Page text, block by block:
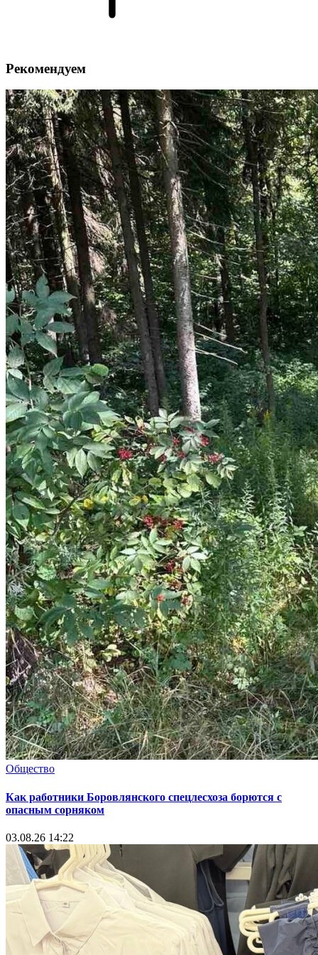
Рекомендуем
Общество
Как работники Боровлянского спецлесхоза борются с
опасным сорняком
03.08.26 14:22